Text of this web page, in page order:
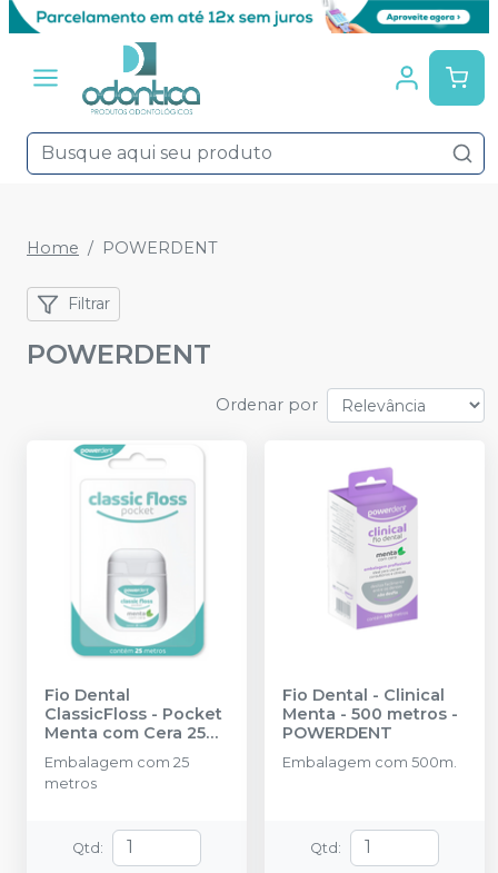
Home POWERDENT
Filtrar
POWERDENT
Ordenar por
Fio Dental
ClassicFloss - Pocket
Menta com Cera 25
metros
POWERDENT
Embalagem com 25
metros
Qtd :
Fio Dental - Clinical
Menta - 500 metros -
POWERDENT
Embalagem com 500m.
Qtd :